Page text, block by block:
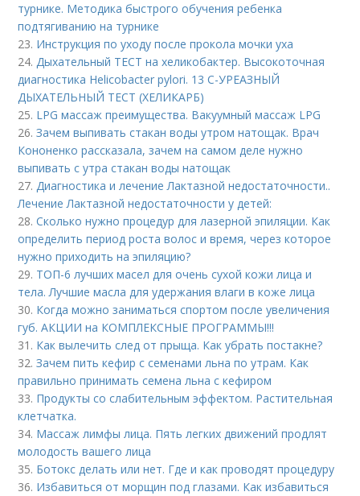
турнике. Методика быстрого обучения ребенка
подтягиванию на турнике
23. Инструкция по уходу после прокола мочки уха
24.Дыхательный ТЕСТ на хеликобактер. Высокоточная
диагностика Helicobacter pylori. 13 C-УРЕАЗНЫЙ
ДЫХАТЕЛЬНЫЙ ТЕСТ (ХЕЛИКАРБ)
25. LPG массаж преимущества. Вакуумный массаж LPG
26.Зачем выпивать стакан воды утром натощак. Врач
Кононенко рассказала, зачем на самом деле нужно
выпивать с утра стакан воды натощак
27.Диагностика и лечение Лактазной недостаточности..
Лечение Лактазной недостаточности у детей:
28.Сколько нужно процедур для лазерной эпиляции. Как
определить период роста волос и время, через которое
нужно приходить на эпиляцию?
29. ТОП-6 лучших масел для очень сухой кожи лица и
тела. Лучшие масла для удержания влаги в коже лица
30. Когда можно заниматься спортом после увеличения
губ. АКЦИИ на КОМПЛЕКСНЫЕ ПРОГРАММЫ!!!
31. Как вылечить след от прыща. Как убрать постакне?
32.Зачем пить кефир с семенами льна по утрам. Как
правильно принимать семена льна с кефиром
33. Продукты со слабительным эффектом. Растительная
клетчатка.
34. Массаж лимфы лица. Пять легких движений продлят
молодость вашего лица
35. Ботокс делать или нет. Где и как проводят процедуру
36. Избавиться от морщин под глазами. Как избавиться